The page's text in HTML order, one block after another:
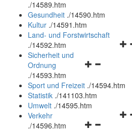
und
schließen
./14589.htm
Gesundheit ./14590.htm
Kultur ./14591.htm
Land- und Forstwirtschaft
./14592.htm
und
schließen
Sicherheit und
Ordnung
./14593.htm
Sport und Freizeit ./14594.htm
Statistik ./141103.htm
Umwelt ./14595.htm
Verkehr
./14596.htm